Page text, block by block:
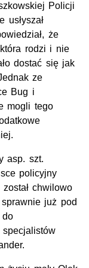
Policji
usłyszał
że
rodzi i nie
dostać się jak
ze
Bug i
mogli tego
asp. szt.
policyjny
chwilowo
już pod
do